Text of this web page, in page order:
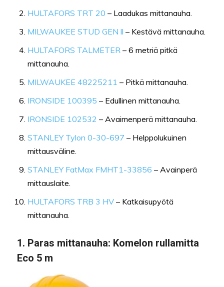
HULTAFORS TRT 20 – Laadukas mittanauha.
MILWAUKEE STUD GEN ll – Kestävä mittanauha.
HULTAFORS TALMETER – 6 metriä pitkä
mittanauha.
MILWAUKEE 48225211 – Pitkä mittanauha.
IRONSIDE 100395 – Edullinen mittanauha.
IRONSIDE 102532 – Avaimenperä mittanauha.
STANLEY Tylon 0-30-697 – Helppolukuinen
mittausväline.
STANLEY FatMax FMHT1-33856 – Avainperä
mittauslaite.
HULTAFORS TRB 3 HV – Katkaisupyötä
mittanauha.
1. Paras mittanauha: Komelon rullamitta
Eco 5 m